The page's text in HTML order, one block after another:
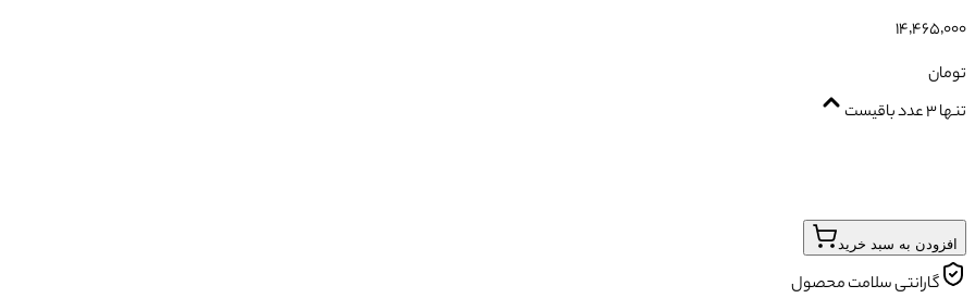
۱۴٬۴۶۵٬۰۰۰
تومان
تنها ۳ عدد باقیست
افزودن به سبد خرید
گارانتی سلامت محصول